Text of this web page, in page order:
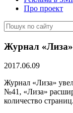
Про проект
Журнал «Лиза»
2017.06.09
Журнал «Лиза»
№41, «Лиза»
количество